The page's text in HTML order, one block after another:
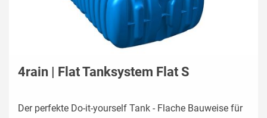
4rain | Flat Tanksystem Flat S
Der perfekte Do-it-yourself Tank - Flache Bauweise für